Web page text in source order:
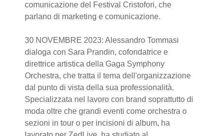
comunicazione del Festival Cristofori, che
parlano di marketing e comunicazione.
30 NOVEMBRE 2023: Alessandro Tommasi
dialoga con Sara Prandin, cofondatrice e
direttrice artistica della Gaga Symphony
Orchestra, che tratta il tema dell'organizzazione
dal punto di vista della sua professionalità.
Specializzata nel lavoro con brand soprattutto di
moda oltre che grandi eventi come orchestra o
sezioni in tour o per incisioni di album, ha